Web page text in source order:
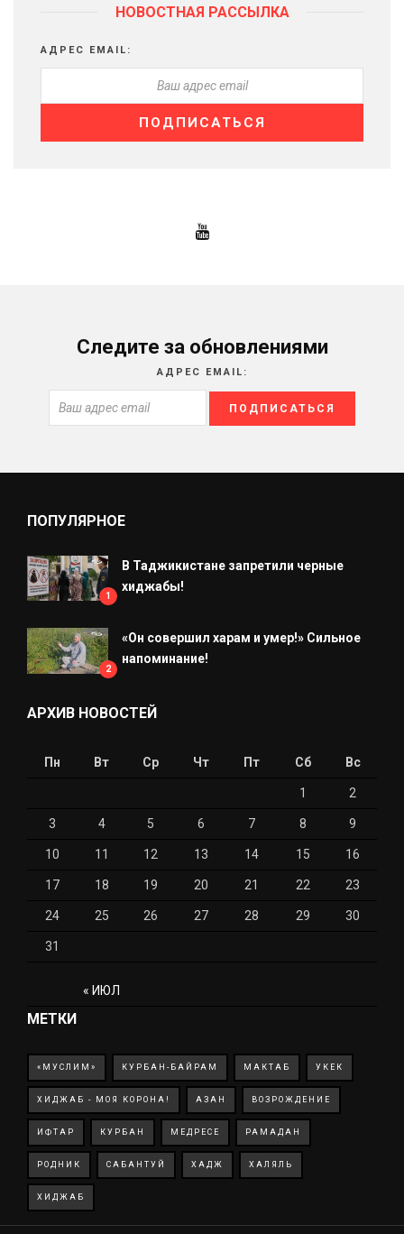
НОВОСТНАЯ РАССЫЛКА
АДРЕС EMAIL:
Следите за обновлениями
АДРЕС EMAIL:
ПОПУЛЯРНОЕ
1
В Таджикистане запретили черные
хиджабы!
2
«Он совершил харам и умер!» Сильное
напоминание!
АРХИВ НОВОСТЕЙ
Пн Вт Ср Чт Пт Сб Вс
« ИЮЛ
1 2
3 4 5 6 7 8 9
10 11 12 13 14 15 16
17 18 19 20 21 22 23
24 25 26 27 28 29 30
31
МЕТКИ
«МУСЛИМ» КУРБАН-БАЙРАМ МАКТАБ УКЕК
ХИДЖАБ - МОЯ КОРОНА! АЗАН ВОЗРОЖДЕНИЕ
ИФТАР КУРБАН МЕДРЕСЕ РАМАДАН
РОДНИК САБАНТУЙ ХАДЖ ХАЛЯЛЬ
ХИДЖАБ